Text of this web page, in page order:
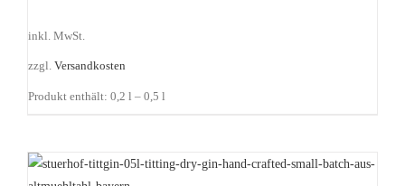
inkl. MwSt.
zzgl. Versandkosten
Produkt enthält: 0,2 l – 0,5 l